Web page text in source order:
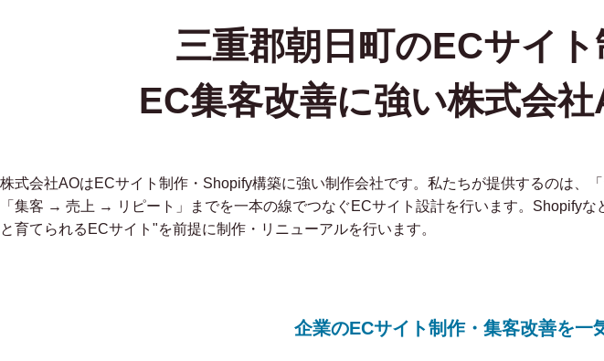
三重郡朝日町のECサイ
EC集客改善に強い株式会
株式会社AOはECサイト制作・Shopify構築に強い制作会社です。私たちが提供するのは、
「集客 → 売上 → リピート」までを一本の線でつなぐECサイト設計を行います。Shopify
と育てられるECサイト"を前提に制作・リニューアルを行います。
企業のECサイト制作・集客改善を一